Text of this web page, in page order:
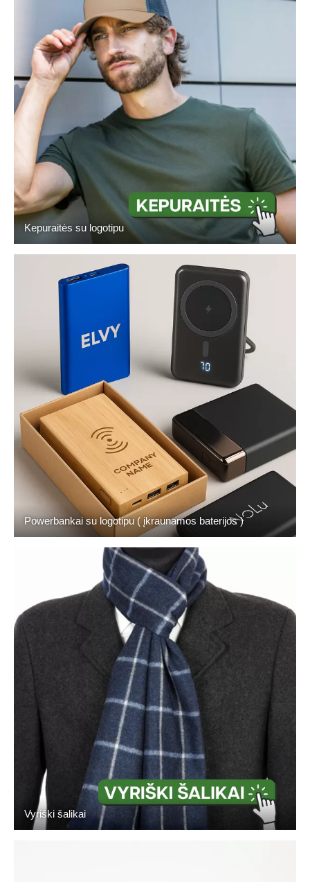
Kepuraitės su logotipu
Powerbankai su logotipu ( įkraunamos baterijos )
Vyriški šalikai